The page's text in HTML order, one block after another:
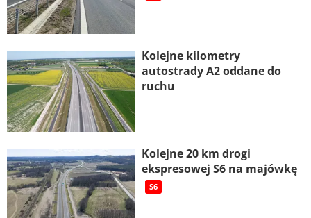
Kolejne kilometry
autostrady A2 oddane do
ruchu
Kolejne 20 km drogi
ekspresowej S6 na majówkę
S6